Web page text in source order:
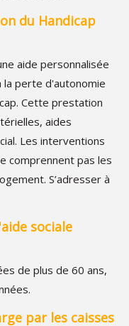
du Handicap
aide personnalisée
la perte d'autonomie
Cette prestation
aides
Les interventions
comprennent pas les
S’adresser à
sociale
de plus de 60 ans,
par les caisses